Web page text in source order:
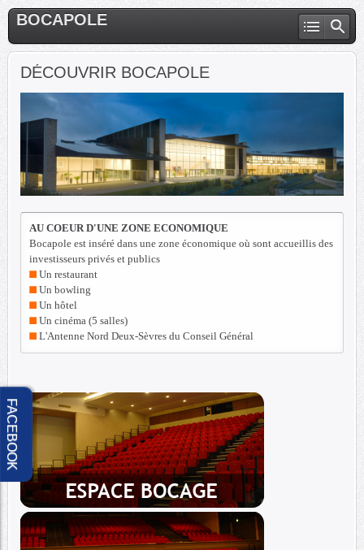
BOCAPOLE
DÉCOUVRIR BOCAPOLE
AU COEUR D'UNE ZONE ECONOMIQUE
Bocapole est inséré dans une zone économique où sont accueillis des
investisseurs privés et publics
Un restaurant
Un bowling
Un hôtel
Un cinéma (5 salles)
L'Antenne Nord Deux-Sèvres du Conseil Général
FACEBOOK